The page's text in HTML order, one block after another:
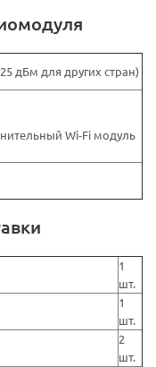
дБм для других стран)
Wi-Fi модуль
1
шт.
1
шт.
2
шт.